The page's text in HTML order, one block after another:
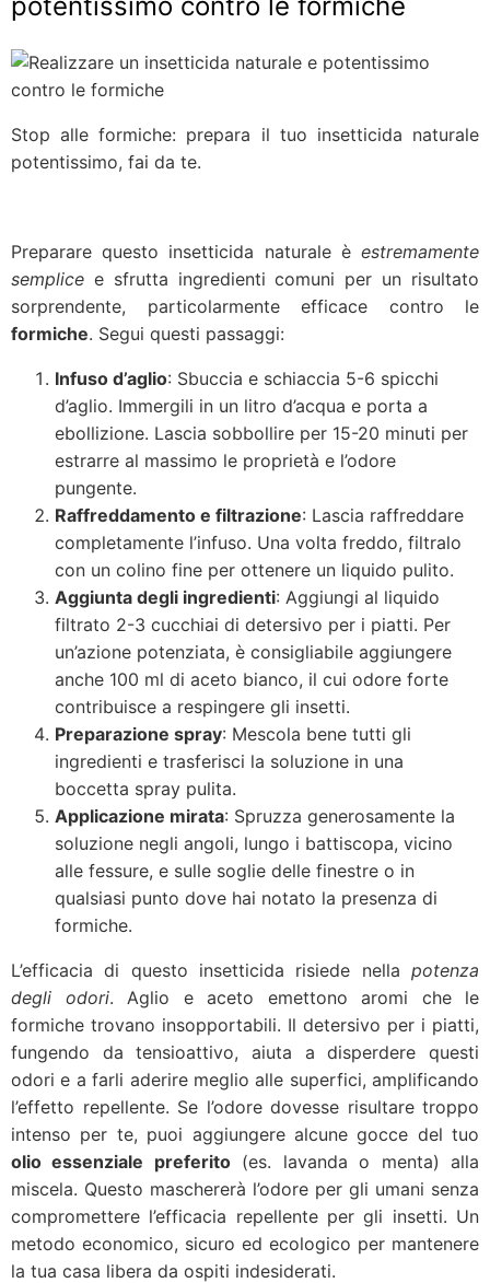
Stop alle formiche: prepara il tuo insetticida naturale
potentissimo, fai da te.
Preparare questo insetticida naturale è estremamente
semplice e sfrutta ingredienti comuni per un risultato
sorprendente, particolarmente efficace contro le
formiche. Segui questi passaggi:
Infuso d’aglio: Sbuccia e schiaccia 5-6 spicchi
d’aglio. Immergili in un litro d’acqua e porta a
ebollizione. Lascia sobbollire per 15-20 minuti per
estrarre al massimo le proprietà e l’odore
pungente.
Raffreddamento e filtrazione: Lascia raffreddare
completamente l’infuso. Una volta freddo, filtralo
con un colino fine per ottenere un liquido pulito.
Aggiunta degli ingredienti: Aggiungi al liquido
filtrato 2-3 cucchiai di detersivo per i piatti. Per
un’azione potenziata, è consigliabile aggiungere
anche 100 ml di aceto bianco, il cui odore forte
contribuisce a respingere gli insetti.
Preparazione spray: Mescola bene tutti gli
ingredienti e trasferisci la soluzione in una
boccetta spray pulita.
Applicazione mirata: Spruzza generosamente la
soluzione negli angoli, lungo i battiscopa, vicino
alle fessure, e sulle soglie delle finestre o in
qualsiasi punto dove hai notato la presenza di
formiche.
L’efficacia di questo insetticida risiede nella potenza
degli odori. Aglio e aceto emettono aromi che le
formiche trovano insopportabili. Il detersivo per i piatti,
fungendo da tensioattivo, aiuta a disperdere questi
odori e a farli aderire meglio alle superfici, amplificando
l’effetto repellente. Se l’odore dovesse risultare troppo
intenso per te, puoi aggiungere alcune gocce del tuo
olio essenziale preferito(es. lavanda o menta) alla
miscela. Questo maschererà l’odore per gli umani senza
compromettere l’efficacia repellente per gli insetti. Un
metodo economico, sicuro ed ecologico per mantenere
la tua casa libera da ospiti indesiderati.